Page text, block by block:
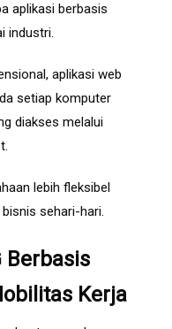
aplikasi berbasis
industri.
aplikasi web
setiap komputer
diakses melalui
lebih fleksibel
sehari-hari.
Berbasis
Kerja